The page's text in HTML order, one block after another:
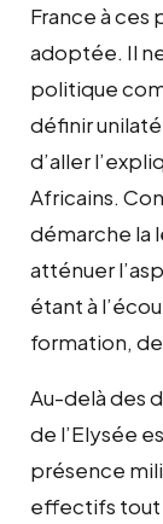
France à ces
adoptée. Il
politique
définir
d’aller
Africains.
démarche la
atténuer
étant à
formation,
Au-delà des
de l’Elysée
présence
effectifs tout